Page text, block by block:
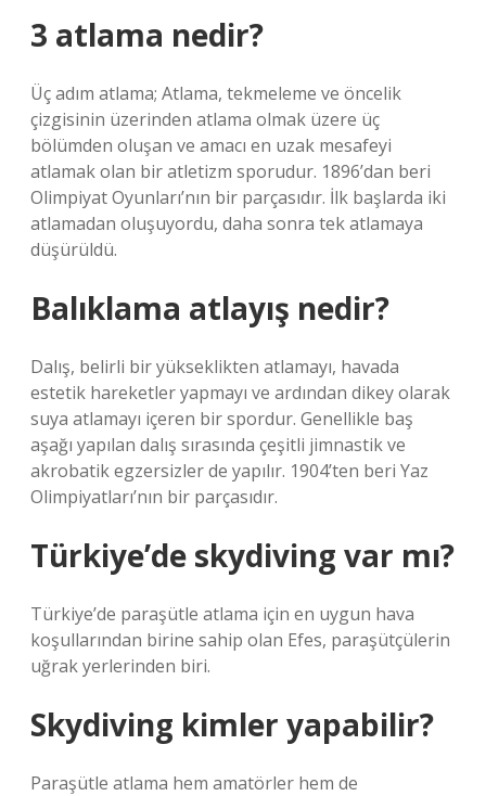
3 atlama nedir?
Üç adım atlama; Atlama, tekmeleme ve öncelik
çizgisinin üzerinden atlama olmak üzere üç
bölümden oluşan ve amacı en uzak mesafeyi
atlamak olan bir atletizm sporudur. 1896’dan beri
Olimpiyat Oyunları’nın bir parçasıdır. İlk başlarda iki
atlamadan oluşuyordu, daha sonra tek atlamaya
düşürüldü.
Balıklama atlayış nedir?
Dalış, belirli bir yükseklikten atlamayı, havada
estetik hareketler yapmayı ve ardından dikey olarak
suya atlamayı içeren bir spordur. Genellikle baş
aşağı yapılan dalış sırasında çeşitli jimnastik ve
akrobatik egzersizler de yapılır. 1904’ten beri Yaz
Olimpiyatları’nın bir parçasıdır.
Türkiye’de skydiving var mı?
Türkiye’de paraşütle atlama için en uygun hava
koşullarından birine sahip olan Efes, paraşütçülerin
uğrak yerlerinden biri.
Skydiving kimler yapabilir?
Paraşütle atlama hem amatörler hem de